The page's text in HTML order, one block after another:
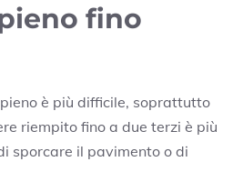
fino
è più difficile, soprattutto
riempito fino a due terzi è più
sporcare il pavimento o di